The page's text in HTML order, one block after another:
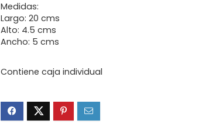
Medidas:
Largo: 20 cms
Alto: 4.5 cms
Ancho: 5 cms
Contiene caja individual